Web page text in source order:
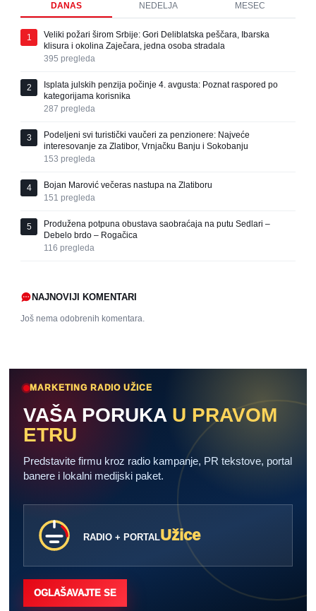
DANAS NEDELJA MESEC
1
Veliki požari širom Srbije: Gori Deliblatska peščara, Ibarska
klisura i okolina Zaječara, jedna osoba stradala
395 pregleda
2
Isplata julskih penzija počinje 4. avgusta: Poznat raspored po
kategorijama korisnika
287 pregleda
3
Podeljeni svi turistički vaučeri za penzionere: Najveće
interesovanje za Zlatibor, Vrnjačku Banju i Sokobanju
153 pregleda
4
Bojan Marović večeras nastupa na Zlatiboru
151 pregleda
5
Produžena potpuna obustava saobraćaja na putu Sedlari –
Debelo brdo – Rogačica
116 pregleda
NAJNOVIJI KOMENTARI
Još nema odobrenih komentara.
MARKETING RADIO UŽICE
VAŠA PORUKA U PRAVOM
ETRU
Predstavite firmu kroz radio kampanje, PR tekstove, portal
banere i lokalni medijski paket.
RADIO + PORTALUžice
OGLAŠAVAJTE SE